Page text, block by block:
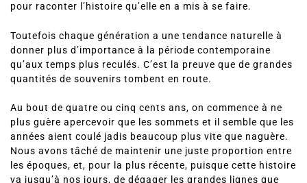
pour raconter l’histoire qu’elle en a mis à se faire.
Toutefois chaque génération a une tendance naturelle à
donner plus d’importance à la période contemporaine
qu’aux temps plus reculés. C’est la preuve que de grandes
quantités de souvenirs tombent en route.
Au bout de quatre ou cinq cents ans, on commence à ne
plus guère apercevoir que les sommets et il semble que les
années aient coulé jadis beaucoup plus vite que naguère.
Nous avons tâché de maintenir une juste proportion entre
les époques, et, pour la plus récente, puisque cette histoire
va jusqu’à nos jours, de dégager les grandes lignes que